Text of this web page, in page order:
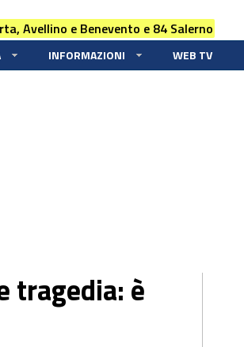
Avellino e Benevento e 84 Salerno
INFORMAZIONI WEB TV
tragedia: è